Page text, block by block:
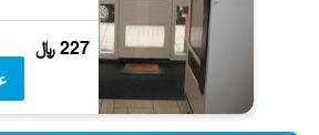
227 ﷼